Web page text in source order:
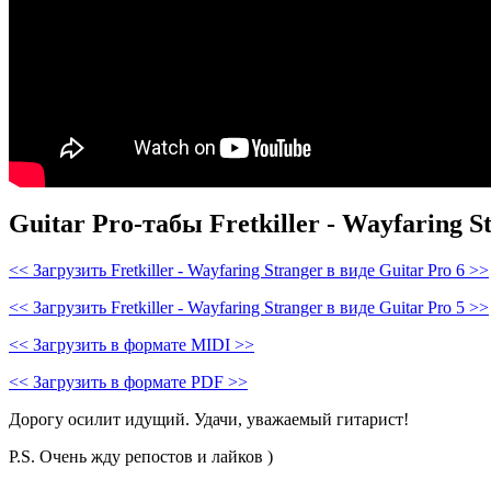
Guitar Pro-табы Fretkiller - Wayfaring
<< Загрузить Fretkiller - Wayfaring Stranger в виде Guitar Pro 6 >>
<< Загрузить Fretkiller - Wayfaring Stranger в виде Guitar Pro 5 >>
<< Загрузить в формате MIDI >>
<< Загрузить в формате PDF >>
Дорогу осилит идущий. Удачи, уважаемый гитарист!
P.S. Очень жду репостов и лайков )